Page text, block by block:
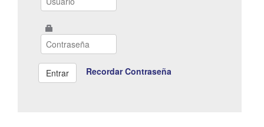
Recordar Contraseña